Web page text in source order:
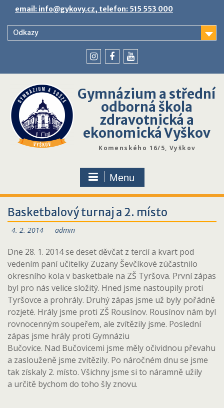
content
email: info@gykovy.cz, telefon: 515 553 000
Odkazy
Gymnázium a střední
odborná škola
zdravotnická a
ekonomická Vyškov
Komenského 16/5, Vyškov
Menu
Basketbalový turnaj a 2. místo
4. 2. 2014 admin
Dne 28. 1. 2014 se deset děvčat z tercií a kvart pod
vedením paní učitelky Zuzany Ševčíkové zúčastnilo
okresního kola v basketbale na ZŠ Tyršova. První zápas
byl pro nás velice složitý. Hned jsme nastoupily proti
Tyršovce a prohrály. Druhý zápas jsme už byly pořádně
rozjeté. Hrály jsme proti ZŠ Rousínov. Rousínov nám byl
rovnocenným soupeřem, ale zvítězily jsme. Poslední
zápas jsme hrály proti Gymnáziu
Bučovice. Nad Bučovicemi jsme měly očividnou převahu
a zaslouženě jsme zvítězily. Po náročném dnu se jsme
tak získaly 2. místo. Všichny jsme si to náramně užily
a určitě bychom do toho šly znovu.